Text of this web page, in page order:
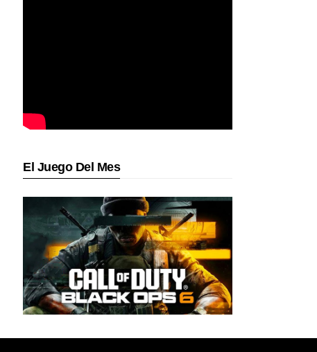
El Juego Del Mes